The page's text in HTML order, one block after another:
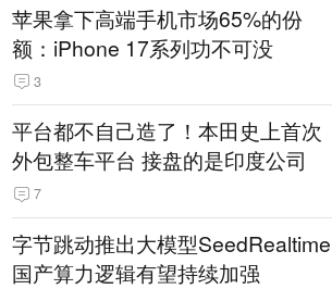
苹果拿下高端手机市场65%的份
额：iPhone 17系列功不可没
3
平台都不自己造了！本田史上首次
外包整车平台 接盘的是印度公司
7
字节跳动推出大模型SeedRealtime
国产算力逻辑有望持续加强